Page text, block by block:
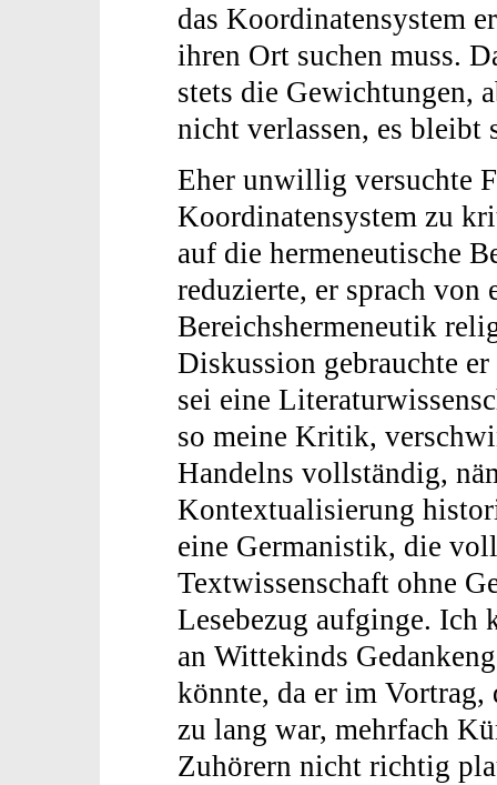
das Koordinatensystem
ihren Ort suchen muss.
stets die Gewichtungen,
nicht verlassen, es bleibt
Eher unwillig versuchte
Koordinatensystem zu
auf die hermeneutische
reduzierte, er sprach von
Bereichshermeneutik
Diskussion gebrauchte
sei eine
so meine Kritik,
Handelns vollständig,
Kontextualisierung
eine Germanistik, die
Textwissenschaft ohne
Lesebezug aufginge. Ich
an Wittekinds
könnte, da er im
zu lang war, mehrfach
Zuhörern nicht richtig